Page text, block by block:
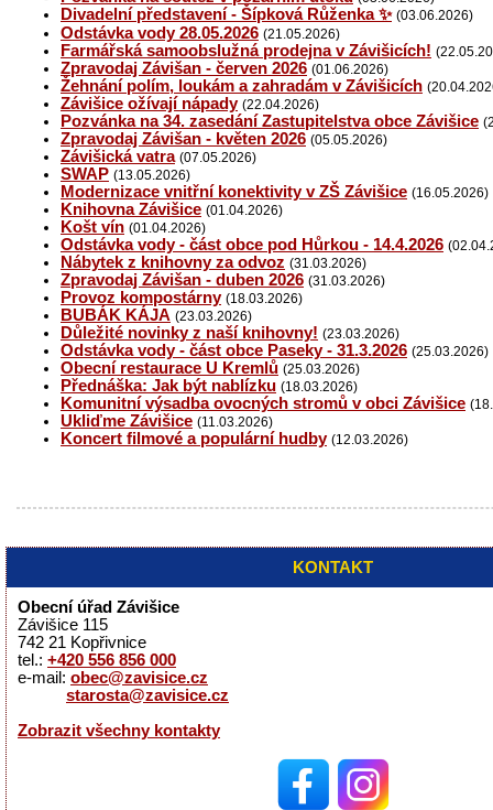
Divadelní představení - Šípková Růženka ✨ (03.06.2026)
Odstávka vody 28.05.2026 (21.05.2026)
Farmářská samoobslužná prodejna v Závišicích!
Zpravodaj Závišan - červen 2026 (01.06.2026)
Žehnání polím, loukám a zahradám v Závišicích
Závišice ožívají nápady (22.04.2026)
Pozvánka na 34. zasedání Zastupitelstva obce Závišice
Zpravodaj Závišan - květen 2026 (05.05.2026)
Závišická vatra (07.05.2026)
SWAP (13.05.2026)
Modernizace vnitřní konektivity v ZŠ Závišice (16.05.2026)
Knihovna Závišice (01.04.2026)
Košt vín (01.04.2026)
Odstávka vody - část obce pod Hůrkou - 14.4.2026
Nábytek z knihovny za odvoz (31.03.2026)
Zpravodaj Závišan - duben 2026 (31.03.2026)
Provoz kompostárny (18.03.2026)
BUBÁK KÁJA (23.03.2026)
Důležité novinky z naší knihovny! (23.03.2026)
Odstávka vody - část obce Paseky - 31.3.2026 (25.03.2026)
Obecní restaurace U Kremlů (25.03.2026)
Přednáška: Jak být nablízku (18.03.2026)
Komunitní výsadba ovocných stromů v obci Závišice
Ukliďme Závišice (11.03.2026)
Koncert filmové a populární hudby (12.03.2026)
KONTAKT
Obecní úřad Závišice
Závišice 115
742 21 Kopřivnice
tel.: +420 556 856 000
e-mail: obec@zavisice.cz
starosta@zavisice.cz
Zobrazit všechny kontakty